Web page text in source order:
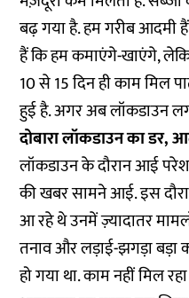
बढ़ गया है. हम गरीब आदमी
हैं कि हम कमाएंगे-खाएंगे,
10 से 15 दिन ही काम मिल
हुई है. अगर अब लॉकडाउन
दोबारा लॉकडाउन का डर,
लॉकडाउन के दौरान आई
की खबर सामने आई. इस
आ रहे थे उनमें ज़्यादातर
तनाव और लड़ाई-झगड़ा बड़ा
हो गया था. काम नहीं मिल